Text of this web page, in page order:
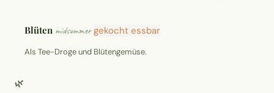
Blüten midsummer gekocht essbar
Als Tee-Droge und Blütengemüse.
🌿